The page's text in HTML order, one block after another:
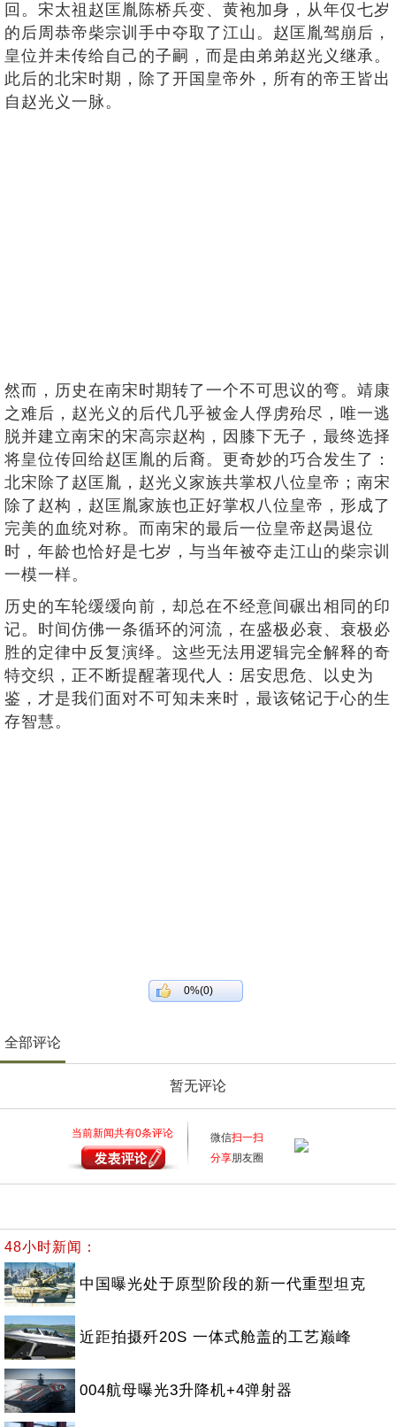
回。宋太祖赵匡胤陈桥兵变、黄袍加身，从年仅七岁
的后周恭帝柴宗训手中夺取了江山。赵匡胤驾崩后，
皇位并未传给自己的子嗣，而是由弟弟赵光义继承。
此后的北宋时期，除了开国皇帝外，所有的帝王皆出
自赵光义一脉。
然而，历史在南宋时期转了一个不可思议的弯。靖康
之难后，赵光义的后代几乎被金人俘虏殆尽，唯一逃
脱并建立南宋的宋高宗赵构，因膝下无子，最终选择
将皇位传回给赵匡胤的后裔。更奇妙的巧合发生了：
北宋除了赵匡胤，赵光义家族共掌权八位皇帝；南宋
除了赵构，赵匡胤家族也正好掌权八位皇帝，形成了
完美的血统对称。而南宋的最后一位皇帝赵昺退位
时，年龄也恰好是七岁，与当年被夺走江山的柴宗训
一模一样。
历史的车轮缓缓向前，却总在不经意间碾出相同的印
记。时间仿佛一条循环的河流，在盛极必衰、衰极必
胜的定律中反复演绎。这些无法用逻辑完全解释的奇
特交织，正不断提醒著现代人：居安思危、以史为
鉴，才是我们面对不可知未来时，最该铭记于心的生
存智慧。
0%(0)
全部评论
暂无评论
当前新闻共有0条评论 微信扫一扫
分享朋友圈
48小时新闻：
中国曝光处于原型阶段的新一代重型坦克
近距拍摄歼20S 一体式舱盖的工艺巅峰
004航母曝光3升降机+4弹射器